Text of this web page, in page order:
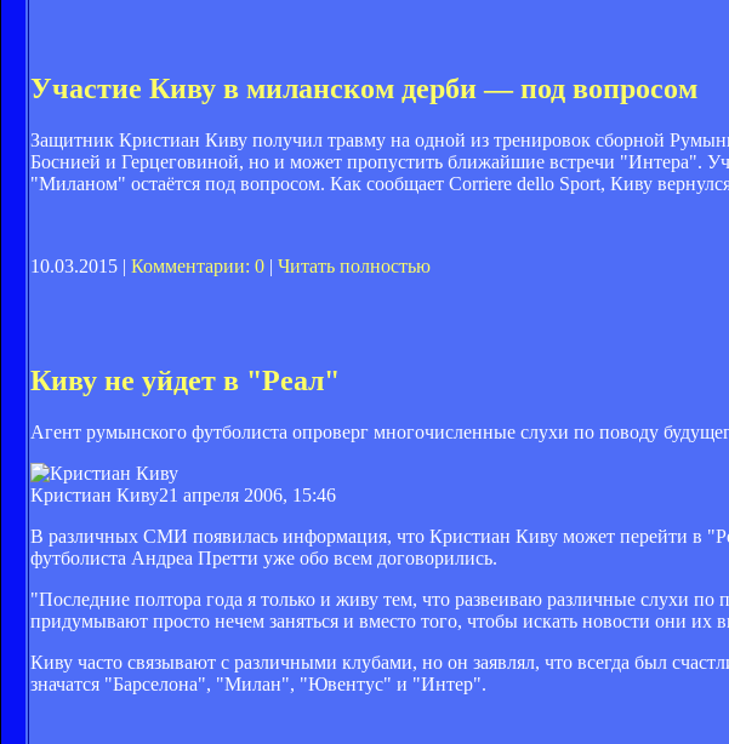
Участие Киву в миланском дерби — под вопросом
Защитник Кристиан Киву получил травму на одной из тренировок сборной
Боснией и Герцеговиной, но и может пропустить ближайшие встречи "Интера".
"Миланом" остаётся под вопросом. Как сообщает Corriere dello Sport, Киву
10.03.2015 | Комментарии: 0 | Читать полностью
Киву не уйдет в "Реал"
Агент румынского футболиста опроверг многочисленные слухи по поводу
Кристиан Киву21 апреля 2006, 15:46
В различных СМИ появилась информация, что Кристиан Киву может перейти в
футболиста Андреа Претти уже обо всем договорились.
"Последние полтора года я только и живу тем, что развеиваю различные слухи
придумывают просто нечем заняться и вместо того, чтобы искать новости они
Киву часто связывают с различными клубами, но он заявлял, что всегда был
значатся "Барселона", "Милан", "Ювентус" и "Интер".